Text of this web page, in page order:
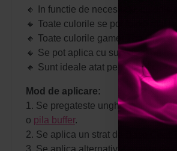
🔸 In functie de necesitate, culorile
🔸 Toate culorile se pot folosi atat
🔸 Toate culorile gamei The One
🔸 Se pot aplica cu succes si pe
🔸 Sunt ideale atat pentru
Mod de aplicare:
1. Se pregateste unghia naturala
o pila buffer.
2. Se aplica un strat de
3. Se aplica alternativ 2 straturi de